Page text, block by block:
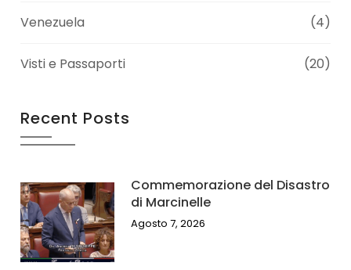
Venezuela (4)
Visti e Passaporti (20)
Recent Posts
Commemorazione del Disastro
di Marcinelle
Agosto 7, 2026